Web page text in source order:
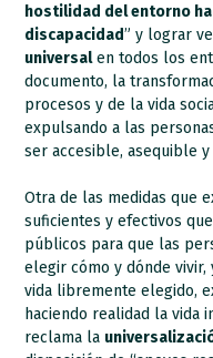
hostilidad del entorno
discapacidad” y lograr
universalen todos los
documento, la
procesos y de la vida
expulsando a las
ser accesible, asequible
Otra de las medidas que
suficientes y efectivos
públicos para que las
elegir cómo y dónde
vida libremente elegido,
haciendo realidad la vida
reclama la